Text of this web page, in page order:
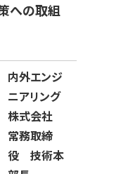
への取組
内外エンジ
ニアリング
株式会社
常務取締
役 技術本